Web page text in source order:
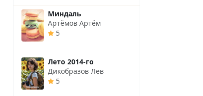
Миндаль
Артёмов Артём
5
Лето 2014-го
Дикобразов Лев
5